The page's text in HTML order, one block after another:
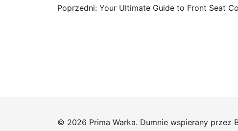
Nawigacja
Poprzedni: Your Ultimate Guide to Front Seat
© 2026 Prima Warka. Dumnie wspierany przez